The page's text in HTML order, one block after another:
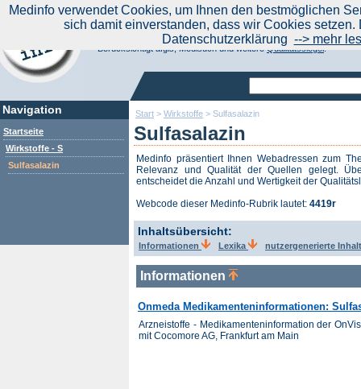
Start > Wirkstoffe > Sulfasalazin
Sulfasalazin
Medinfo präsentiert Ihnen Webadressen zum
Relevanz und Qualität der Quellen gelegt.
entscheidet die Anzahl und Wertigkeit der
Webcode dieser Medinfo-Rubrik lautet: 4419r
Inhaltsübersicht:
Informationen Lexika nutzergenerierte
Informationen
Onmeda Medikamenteninformationen:
Arzneistoffe - Medikamenteninformation der
mit Cocomore AG, Frankfurt am Main
Navigation
Startseite
Wirkstoffe - S
Sulfasalazin
Aktuelle Nachrichten|
Suchen Sie noch oder Finden Sie schon?
Medinfo.de - Meta-Portal für Gesundheitsthemen
Berücksichtigt afgis, Medisuch und weitereQualitätssiegel.
Medinfo verwendet Cookies, um Ihnen den bestmöglichen
sich damit einverstanden, dass wir Cookies
Datenschutzerklärung --> mehr